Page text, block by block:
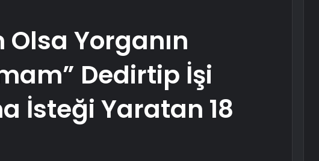
Yorganın
Dedirtip İşi
İsteği Yaratan 18